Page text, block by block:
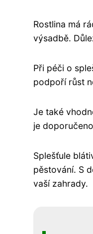
Rostlina má
výsadbě.
Při péči o
podpoří růst
Je také
je
Splešťule
pěstování. S
vaší zahrady.